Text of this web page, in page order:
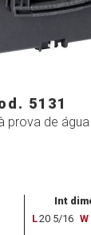
5131
prova de água
Int
L20 5/16 W